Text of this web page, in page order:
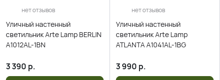
нет отзывов
Уличный настенный
светильник Arte Lamp BERLIN
A1012AL-1BN
3 390 р.
нет отзывов
Уличный настенный
светильник Arte Lamp
ATLANTA A1041AL-1BG
3 990 р.